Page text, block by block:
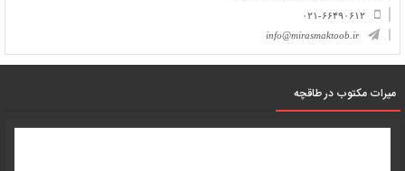
۰۲۱-۶۶۴۹۰۶۱۲
info@mirasmaktoob.ir
میرات مکتوب در طاقچه